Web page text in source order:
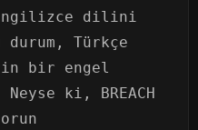
İngilizce dilini
Türkçe
bir engel
ki, BREACH